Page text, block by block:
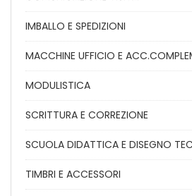
IMBALLO E SPEDIZIONI
MACCHINE UFFICIO E
MODULISTICA
SCRITTURA E CORREZIONE
SCUOLA DIDATTICA E DISEGNO
TIMBRI E ACCESSORI